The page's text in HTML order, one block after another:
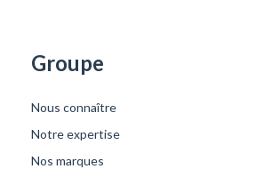
Groupe
Nous connaître
Notre expertise
Nos marques